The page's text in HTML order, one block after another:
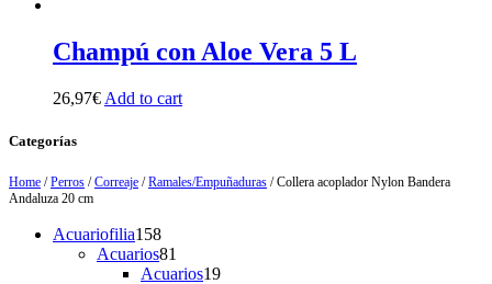
Champú con Aloe Vera 5 L
26,97€ Add to cart
Categorías
Home /Perros /Correaje /Ramales/Empuñaduras / Collera acoplador Nylon Bandera
Andaluza 20 cm
Acuariofilia158158
products
Acuarios81
products
Acuarios1919